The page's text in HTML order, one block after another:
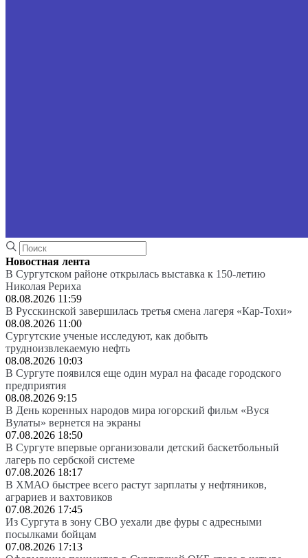
Новостная лента
В Сургутском районе открылась выставка к 150-летию
Николая Рериха
08.08.2026 11:59
В Русскинской завершилась третья смена лагеря «Кар-Тохи»
08.08.2026 11:00
Сургутские ученые исследуют, как добыть
трудноизвлекаемую нефть
08.08.2026 10:03
В Сургуте появился еще один мурал на фасаде городского
предприятия
08.08.2026 9:15
В День коренных народов мира югорский фильм «Вуся
Вулаты» вернется на экраны
07.08.2026 18:50
В Сургуте впервые организовали детский баскетбольный
лагерь по сербской системе
07.08.2026 18:17
В ХМАО быстрее всего растут зарплаты у нефтяников,
аграриев и вахтовиков
07.08.2026 17:45
Из Сургута в зону СВО уехали две фуры с адресными
посылками бойцам
07.08.2026 17:13